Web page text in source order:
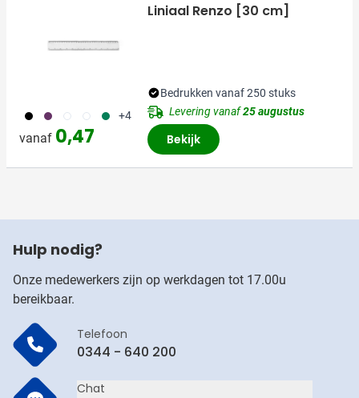
001 024 002 970 004 +4
vanaf 0,47
Liniaal Renzo [30 cm]
Bedrukken vanaf 250 stuks
Levering vanaf25 augustus
Bekijk
Hulp nodig?
Onze medewerkers zijn op werkdagen tot 17.00u
bereikbaar.
Telefoon
0344 - 640 200
Chat